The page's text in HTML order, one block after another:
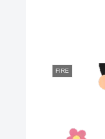
FIRE